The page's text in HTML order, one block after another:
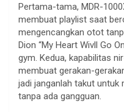
Pertama-tama, MDR-
membuat playlist saat
mengencangkan otot
Dion “My Heart Wivll Go
gym. Kedua, kapabilitas
membuat gerakan-
jadi janganlah takut
tanpa ada gangguan.